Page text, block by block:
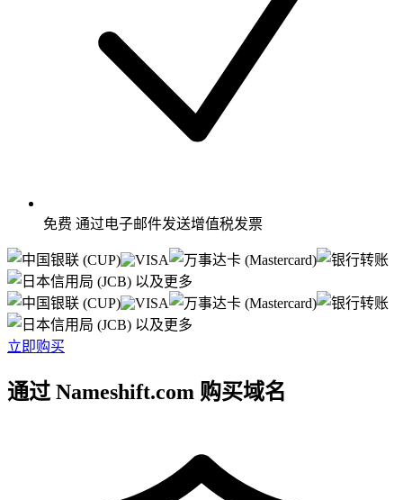
免费 通过电子邮件发送增值税发票
以及更多
以及更多
立即购买
通过 Nameshift.com 购买域名